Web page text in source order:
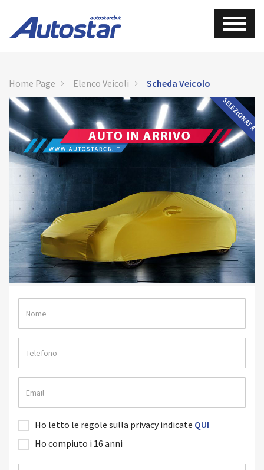
Home Page Elenco Veicoli Scheda Veicolo
SELEZIONATA
Ho letto le regole sulla privacy indicate QUI
Ho compiuto i 16 anni